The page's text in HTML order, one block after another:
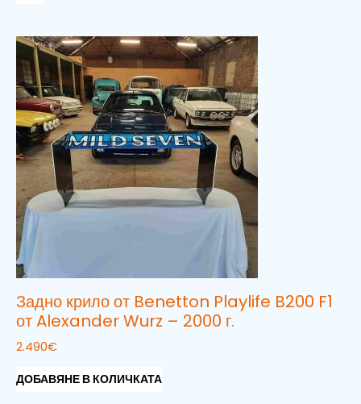
Задно крило от Benetton Playlife B200 F1
от Alexander Wurz – 2000 г.
2.490€
ДОБАВЯНЕ В КОЛИЧКАТА